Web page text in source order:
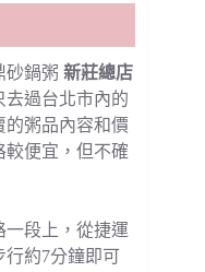
砂鍋粥 新莊總店
去過台北市內的
的粥品內容和價
較便宜，但不確
一段上，從捷運
約7分鐘即可